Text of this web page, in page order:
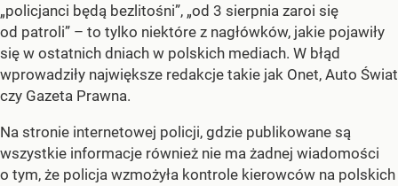
„policjanci będą bezlitośni”, „od 3 sierpnia zaroi się
od patroli” – to tylko niektóre z nagłówków, jakie pojawiły
się w ostatnich dniach w polskich mediach. W błąd
wprowadziły największe redakcje takie jak Onet, Auto Świat
czy Gazeta Prawna.
Na stronie internetowej policji, gdzie publikowane są
wszystkie informacje również nie ma żadnej wiadomości
o tym, że policja wzmożyła kontrole kierowców na polskich